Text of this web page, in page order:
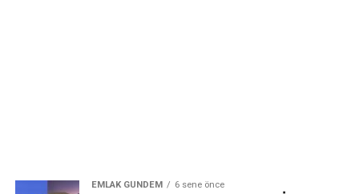
EMLAK GÜNDEM 6 sene önce